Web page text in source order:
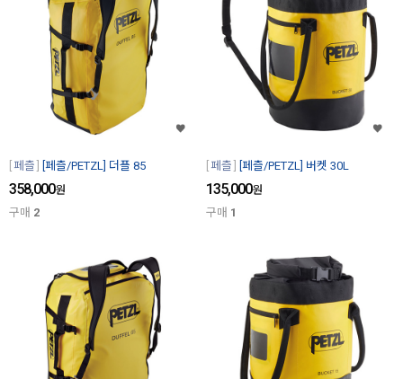
페츨 [페츨/PETZL] 더플 85
358,000원
구매 2
페츨 [페츨/PETZL] 버켓 30L
135,000원
구매 1